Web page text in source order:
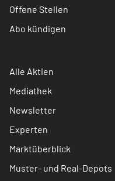
Offene Stellen
Abo kündigen
Alle Aktien
Mediathek
Newsletter
Experten
Marktüberblick
Muster- und Real-Depots